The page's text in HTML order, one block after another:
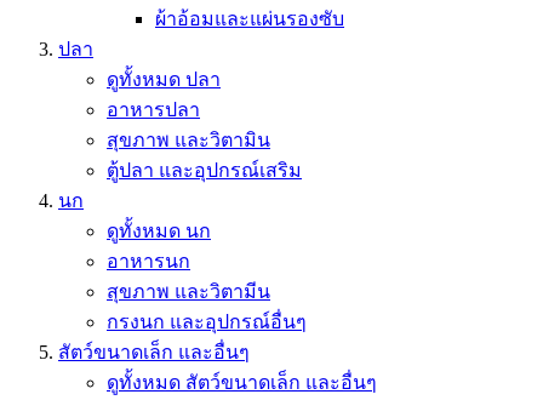
ผ้าอ้อมและแผ่นรองซับ
ปลา
ดูทั้งหมด ปลา
อาหารปลา
สุขภาพ และวิตามิน
ตู้ปลา และอุปกรณ์เสริม
นก
ดูทั้งหมด นก
อาหารนก
สุขภาพ และวิตามีน
กรงนก และอุปกรณ์อื่นๆ
สัตว์ขนาดเล็ก และอื่นๆ
ดูทั้งหมด สัตว์ขนาดเล็ก และอื่นๆ